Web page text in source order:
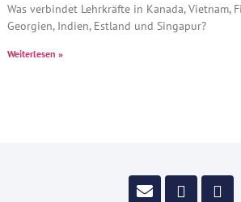
Was verbindet Lehrkräfte in Kanada, Vietnam,
Georgien, Indien, Estland und Singapur?
Weiterlesen »